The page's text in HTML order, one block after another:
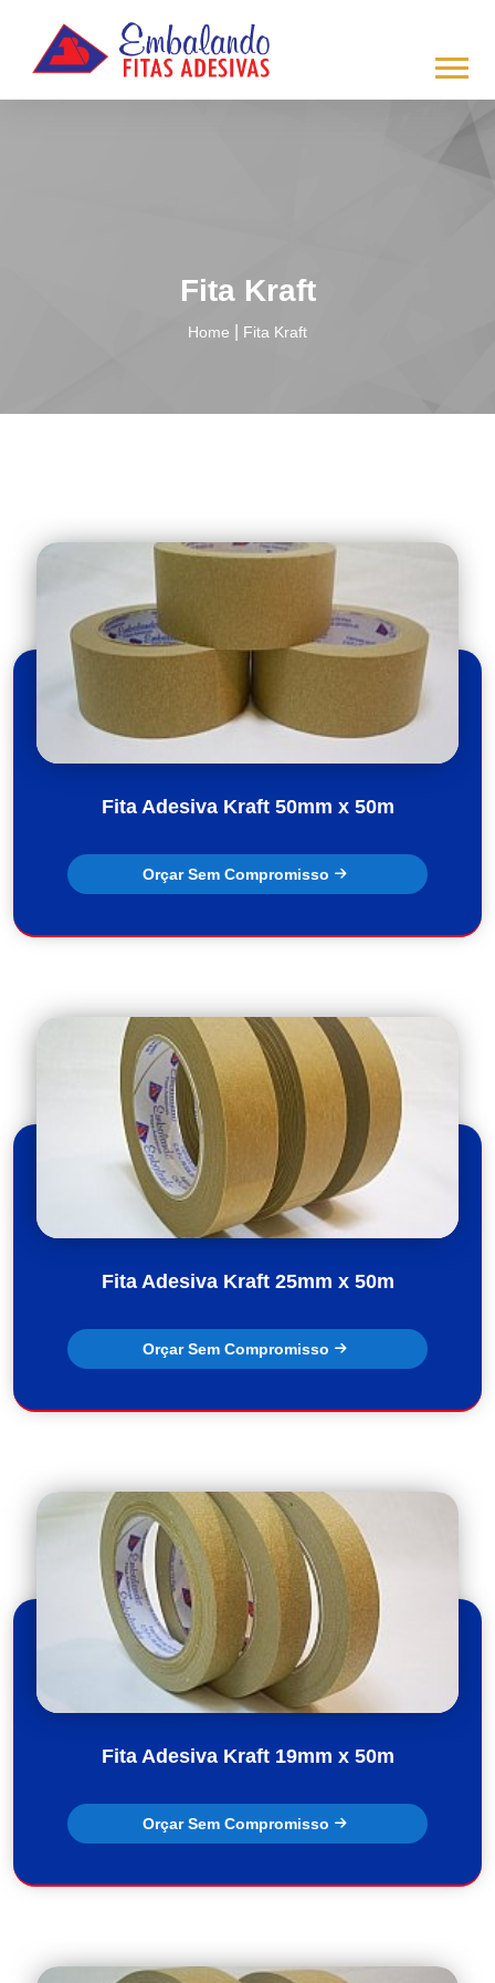
Fita Kraft
Home Fita Kraft
Fita Adesiva Kraft 50mm x 50m
Orçar Sem Compromisso
Fita Adesiva Kraft 25mm x 50m
Orçar Sem Compromisso
Fita Adesiva Kraft 19mm x 50m
Orçar Sem Compromisso